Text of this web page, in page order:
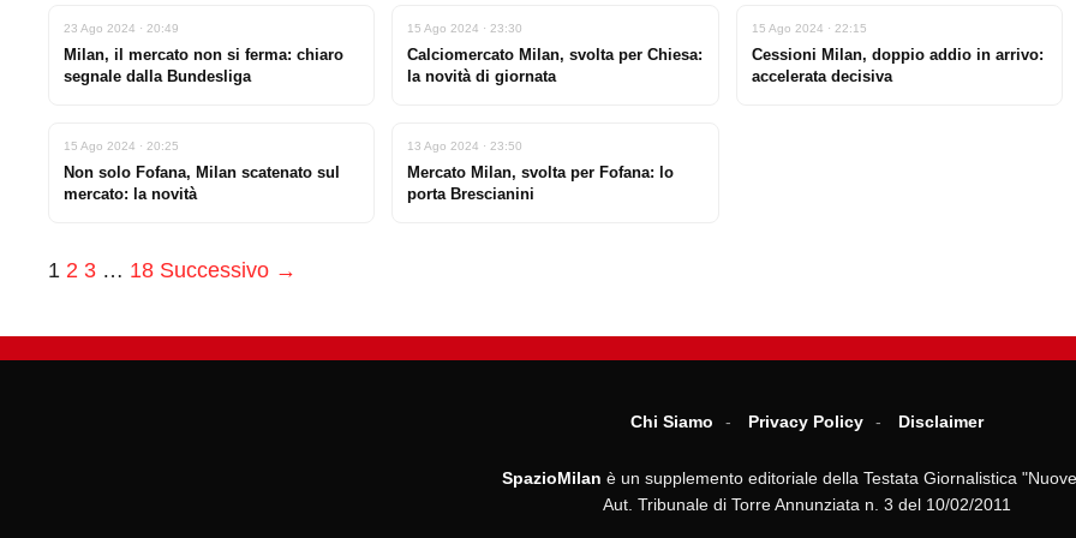
23 Ago 2024 · 20:49
Milan, il mercato non si ferma: chiaro
segnale dalla Bundesliga
15 Ago 2024 · 23:30
Calciomercato Milan, svolta per Chiesa:
la novità di giornata
15 Ago 2024 · 22:15
Cessioni Milan, doppio addio in arrivo:
accelerata decisiva
15 Ago 2024 · 20:25
Non solo Fofana, Milan scatenato sul
mercato: la novità
13 Ago 2024 · 23:50
Mercato Milan, svolta per Fofana: lo
porta Brescianini
1 2 3 … 18 Successivo →
Chi Siamo Privacy Policy Disclaimer
SpazioMilan è un supplemento editoriale della Testata Giornalistica
Aut. Tribunale di Torre Annunziata n. 3 del 10/02/2011